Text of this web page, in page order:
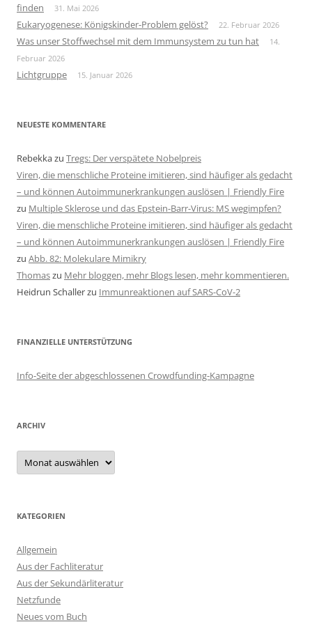
finden
31. Mai 2026
Eukaryogenese: Königskinder-Problem gelöst? 22. Februar 2026
Was unser Stoffwechsel mit dem Immunsystem zu tun hat
14.
Februar 2026
Lichtgruppe 15. Januar 2026
NEUESTE KOMMENTARE
Rebekkazu Tregs: Der verspätete Nobelpreis
Viren, die menschliche Proteine imitieren, sind häufiger als gedacht
– und können Autoimmunerkrankungen auslösen | Friendly Fire
zu Multiple Sklerose und das Epstein-Barr-Virus: MS wegimpfen?
Viren, die menschliche Proteine imitieren, sind häufiger als gedacht
– und können Autoimmunerkrankungen auslösen | Friendly Fire
zu Abb. 82: Molekulare Mimikry
Thomaszu Mehr bloggen, mehr Blogs lesen, mehr kommentieren.
Heidrun Schallerzu Immunreaktionen auf SARS-CoV-2
FINANZIELLE UNTERSTÜTZUNG
Info-Seite der abgeschlossenen Crowdfunding-Kampagne
ARCHIV
Archiv
KATEGORIEN
Allgemein
Aus der Fachliteratur
Aus der Sekundärliteratur
Netzfunde
Neues vom Buch